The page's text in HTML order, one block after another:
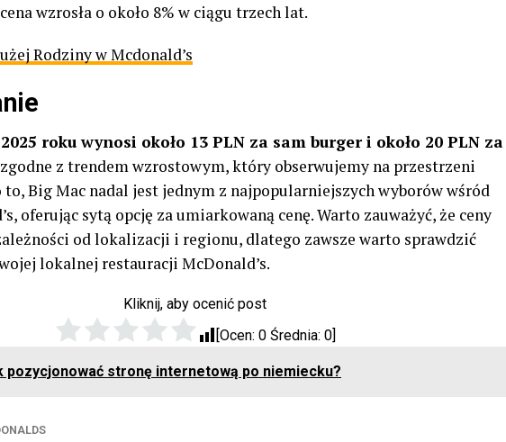
wzrosła o około 8% w ciągu trzech lat.
Rodziny w Mcdonald’s
roku wynosi około 13 PLN za sam burger i około 20 PLN za
zgodne z trendem wzrostowym, który obserwujemy na przestrzeni
Big Mac nadal jest jednym z najpopularniejszych wyborów wśród
oferując sytą opcję za umiarkowaną cenę. Warto zauważyć, że ceny
od lokalizacji i regionu, dlatego zawsze warto sprawdzić
lokalnej restauracji McDonald’s.
Kliknij, aby ocenić post
[Ocen: 0Średnia: 0]
pozycjonować stronę internetową po niemiecku?